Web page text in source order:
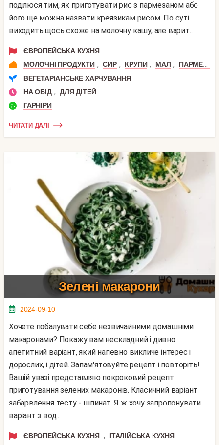
поділюся тим, як приготувати рис з пармезаном або
його ще можна назвати креязикам рисом. По суті
виходить щось схоже на молочну кашу, але варит...
ЄВРОПЕЙСЬКА КУХНЯ
МОЛОЧНІ ПРОДУКТИ , СИР , КРУПИ , МАЛ ,
ПАРМЕЗАН
ВЕГЕТАРІАНСЬКЕ ХАРЧУВАННЯ
НА ОБІД , ДЛЯ ДІТЕЙ
ГАРНІРИ
ЧИТАТИ ДАЛІ
Зелені макарони
2024-09-10
Хочете побалувати себе незвичайними домашніми
макаронами? Покажу вам нескладний і дивно
апетитний варіант, який напевно викличе інтерес і
дорослих, і дітей. Запам'ятовуйте рецепт і повторіть!
Вашій увазі представляю покроковий рецепт
приготування зелених макаронів. Класичний варіант
забарвлення тесту - шпинат. Я ж хочу запропонувати
варіант з вод...
ЄВРОПЕЙСЬКА КУХНЯ ,
ІТАЛІЙСЬКА КУХНЯ